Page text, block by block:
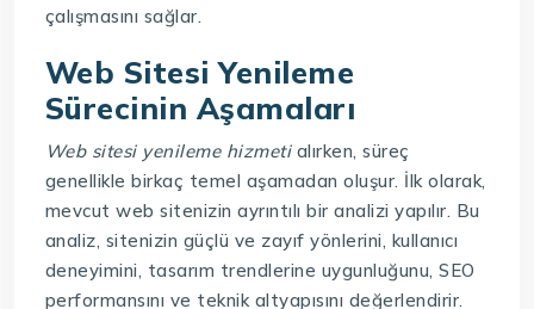
çalışmasını sağlar.
Web Sitesi Yenileme
Sürecinin Aşamaları
Web sitesi yenileme hizmetialırken, süreç
genellikle birkaç temel aşamadan oluşur. İlk olarak,
mevcut web sitenizin ayrıntılı bir analizi yapılır. Bu
analiz, sitenizin güçlü ve zayıf yönlerini, kullanıcı
deneyimini, tasarım trendlerine uygunluğunu, SEO
performansını ve teknik altyapısını değerlendirir.